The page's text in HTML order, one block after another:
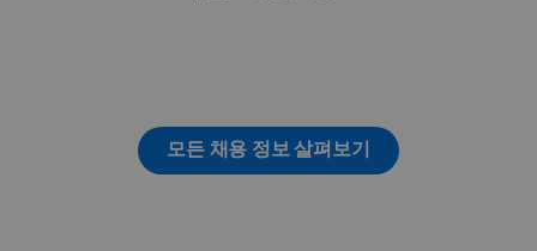
모든 채용 정보 살펴보기